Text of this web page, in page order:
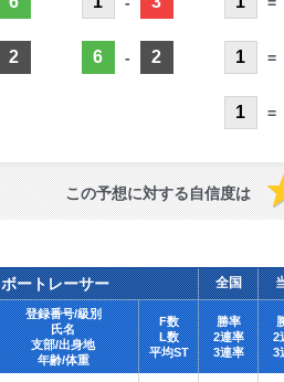
2 6 - 2 1 =
1 =
この予想に対する自信度は
ボートレーサー 全国
登録番号/級別
氏名
支部/出身地
年齢/体重
F数
L数
平均ST
勝率
2連率
3連率
2
3